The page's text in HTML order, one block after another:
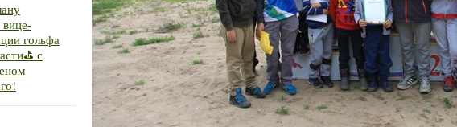
гольфа
с